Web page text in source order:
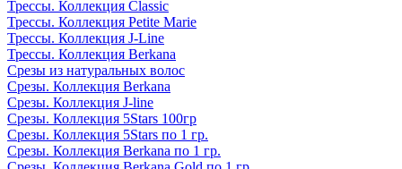
Трессы. Коллекция Classic
Трессы. Коллекция Petite Marie
Трессы. Коллекция J-Line
Трессы. Коллекция Berkana
Срезы из натуральных волос
Срезы. Коллекция Berkana
Срезы. Коллекция J-line
Срезы. Коллекция 5Stars 100гр
Срезы. Коллекция 5Stars по 1 гр.
Срезы. Коллекция Berkana по 1 гр.